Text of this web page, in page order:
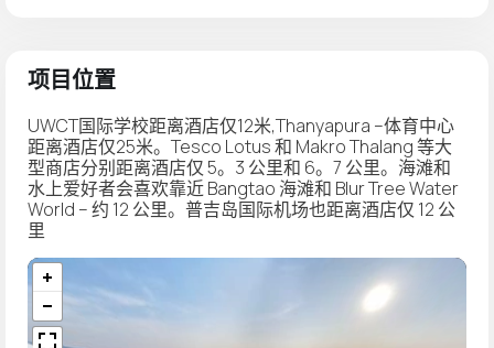
项目位置
UWCT国际学校距离酒店仅12米,Thanyapura –体育中心
距离酒店仅25米。Tesco Lotus 和 Makro Thalang 等大
型商店分别距离酒店仅 5。3 公里和 6。7 公里。海滩和
水上爱好者会喜欢靠近 Bangtao 海滩和 Blur Tree Water
World – 约 12 公里。普吉岛国际机场也距离酒店仅 12 公
里